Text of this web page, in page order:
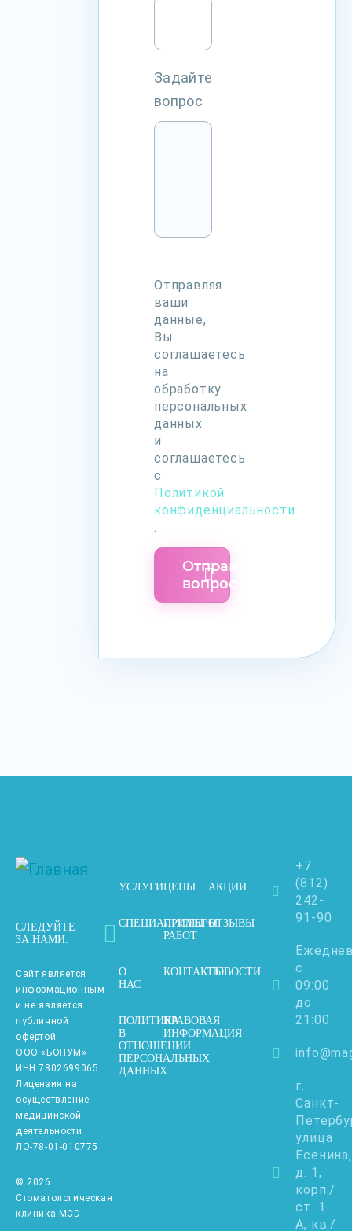
Задайте
вопрос
Отправляя
ваши
данные,
Вы
соглашаетесь
на
обработку
персональных
данных
и
соглашаетесь
с
Политикой
конфиденциальности
.
Отправить
вопрос
СЛЕДУЙТЕ
ЗА НАМИ:
Сайт является
информационным
и не является
публичной
офертой
ООО «БОНУМ»
ИНН 7802699065
Лицензия на
осуществление
медицинской
деятельности
ЛО-78-01-010775
© 2026
Стоматологическая
клиника MCD
УСЛУГИЦЕНЫ АКЦИИ
СПЕЦИАЛИСТЫ
ПРИМЕРЫ
РАБОТ
ОТЗЫВЫ
О
НАС
КОНТАКТЫНОВОСТИ
ПОЛИТИКА
В
ОТНОШЕНИИ
ПЕРСОНАЛЬНЫХ
ДАННЫХ
ПРАВОВАЯ
ИНФОРМАЦИЯ
+7
(812)
242-
91-90
с
09:00
до
21:00
г.
Санкт-
улица
Есенина,
д. 1,
корп./
ст. 1
А, кв./